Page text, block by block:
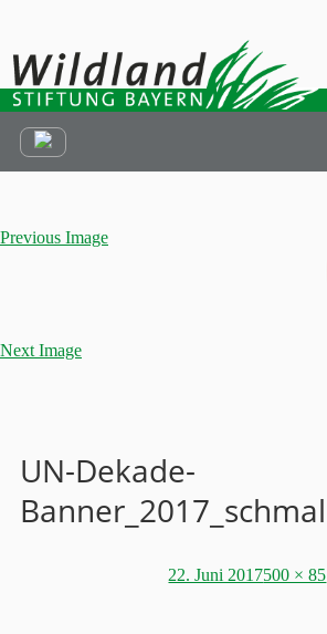
Previous Image
Next Image
UN-Dekade-
Banner_2017_schmal
Posted
22. Juni 2017Full
500 × 85